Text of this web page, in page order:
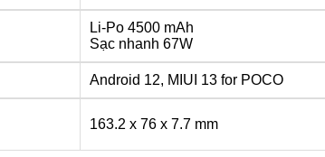
Li-Po 4500 mAh
Sạc nhanh 67W
Android 12, MIUI 13 for POCO
163.2 x 76 x 7.7 mm